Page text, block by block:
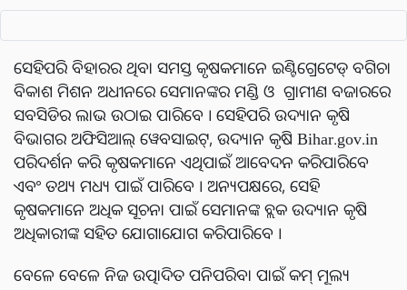
ସେହିପରି ବିହାରର ଥିବା ସମସ୍ତ କୃଷକମାନେ ଇଣ୍ଟିଗ୍ରେଟେଡ୍ ବଗିଚା
ବିକାଶ ମିଶନ ଅଧୀନରେ ସେମାନଙ୍କର ମଣ୍ଡି ଓ ଗ୍ରାମୀଣ ବଜାରରେ
ସବସିଡିର ଲାଭ ଉଠାଇ ପାରିବେ । ସେହିପରି ଉଦ୍ୟାନ କୃଷି
ବିଭାଗର ଅଫିସିଆଲ୍ ୱେବସାଇଟ୍, ଉଦ୍ୟାନ କୃଷି Bihar.gov.in
ପରିଦର୍ଶନ କରି କୃଷକମାନେ ଏଥିପାଇଁ ଆବେଦନ କରିପାରିବେ
ଏବଂ ତଥ୍ୟ ମଧ୍ୟ ପାଇଁ ପାରିବେ । ଅନ୍ୟପକ୍ଷରେ, ସେହି
କୃଷକମାନେ ଅଧିକ ସୂଚନା ପାଇଁ ସେମାନଙ୍କ ବ୍ଲକ ଉଦ୍ୟାନ କୃଷି
ଅଧିକାରୀଙ୍କ ସହିତ ଯୋଗାଯୋଗ କରିପାରିବେ ।
ବେଳେ ବେଳେ ନିଜ ଉତ୍ପାଦିତ ପନିପରିବା ପାଇଁ କମ୍ ମୂଲ୍ୟ